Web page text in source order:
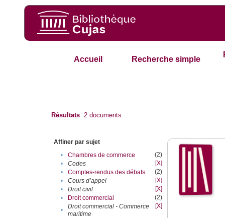
Accueil Recherche simple
Résultats 2 documents
Affiner par sujet
•
Chambres de commerce
(2)
•
Codes
[X]
•
Comptes-rendus des débats
(2)
•
Cours d’appel
[X]
•
Droit civil
[X]
•
Droit commercial
(2)
•
Droit commercial - Commerce
maritime
[X]